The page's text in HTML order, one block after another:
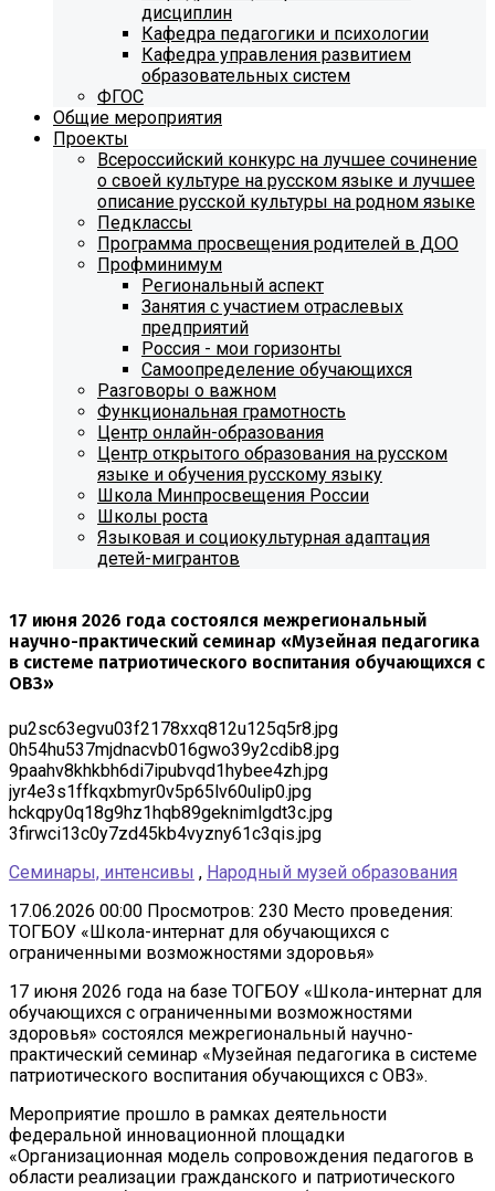
дисциплин
Кафедра педагогики и психологии
Кафедра управления развитием
образовательных систем
ФГОС
Общие мероприятия
Проекты
Всероссийский конкурс на лучшее сочинение
о своей культуре на русском языке и лучшее
описание русской культуры на родном языке
Педклассы
Программа просвещения родителей в ДОО
Профминимум
Региональный аспект
Занятия с участием отраслевых
предприятий
Россия - мои горизонты
Самоопределение обучающихся
Разговоры о важном
Функциональная грамотность
Центр онлайн-образования
Центр открытого образования на русском
языке и обучения русскому языку
Школа Минпросвещения России
Школы роста
Языковая и социокультурная адаптация
детей-мигрантов
17 июня 2026 года состоялся межрегиональный
научно-практический семинар «Музейная педагогика
в системе патриотического воспитания обучающихся с
ОВЗ»
pu2sc63egvu03f2178xxq812u125q5r8.jpg
0h54hu537mjdnacvb016gwo39y2cdib8.jpg
9paahv8khkbh6di7ipubvqd1hybee4zh.jpg
jyr4e3s1ffkqxbmyr0v5p65lv60ulip0.jpg
hckqpy0q18g9hz1hqb89geknimlgdt3c.jpg
3firwci13c0y7zd45kb4vyzny61c3qis.jpg
Семинары, интенсивы , Народный музей образования
17.06.2026 00:00 Просмотров: 230 Место проведения:
ТОГБОУ «Школа-интернат для обучающихся с
ограниченными возможностями здоровья»
17 июня 2026 года на базе ТОГБОУ «Школа-интернат для
обучающихся с ограниченными возможностями
здоровья» состоялся межрегиональный научно-
практический семинар «Музейная педагогика в системе
патриотического воспитания обучающихся с ОВЗ».
Мероприятие прошло в рамках деятельности
федеральной инновационной площадки
«Организационная модель сопровождения педагогов в
области реализации гражданского и патриотического